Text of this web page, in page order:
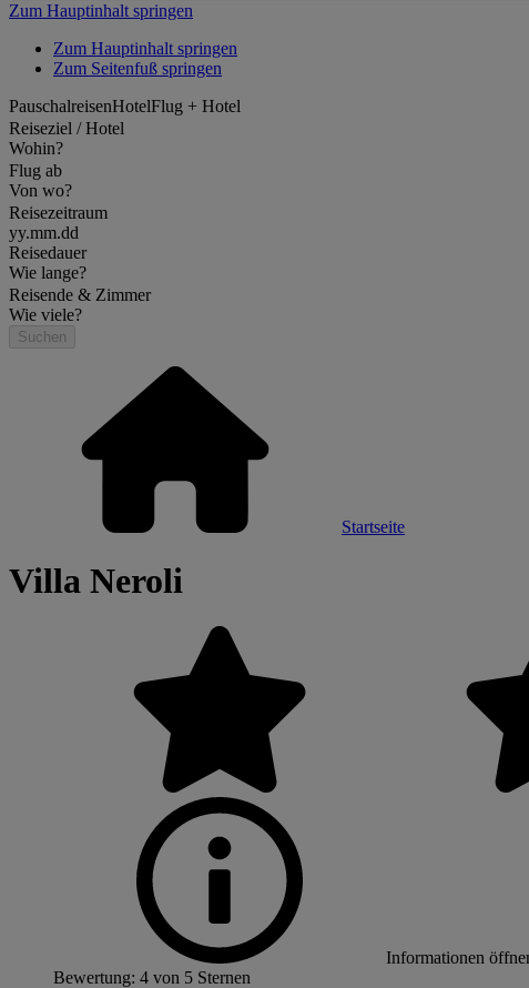
Zum Hauptinhalt springen
Zum Hauptinhalt springen
Zum Seitenfuß springen
PauschalreisenHotelFlug + Hotel
Reiseziel / Hotel
Wohin?
Flug ab
Von wo?
Reisezeitraum
yy.mm.dd
Reisedauer
Wie lange?
Reisende & Zimmer
Wie viele?
Suchen
Startseite
Villa Neroli
Informationen
Bewertung: 4 von 5 Sternen